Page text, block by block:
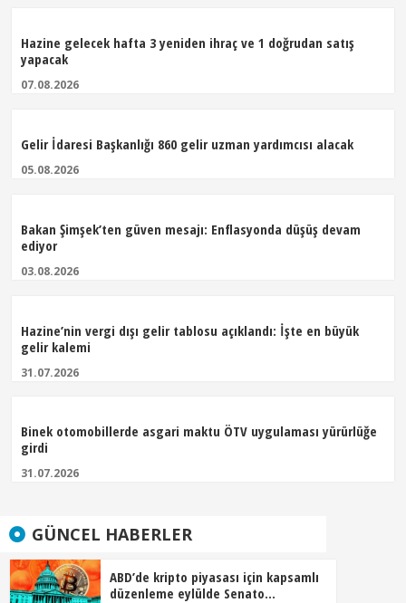
Hazine gelecek hafta 3 yeniden ihraç ve 1 doğrudan satış
yapacak
07.08.2026
Gelir İdaresi Başkanlığı 860 gelir uzman yardımcısı alacak
05.08.2026
Bakan Şimşek’ten güven mesajı: Enflasyonda düşüş devam
ediyor
03.08.2026
Hazine’nin vergi dışı gelir tablosu açıklandı: İşte en büyük
gelir kalemi
31.07.2026
Binek otomobillerde asgari maktu ÖTV uygulaması yürürlüğe
girdi
31.07.2026
GÜNCEL HABERLER
ABD’de kripto piyasası için kapsamlı
düzenleme eylülde Senato